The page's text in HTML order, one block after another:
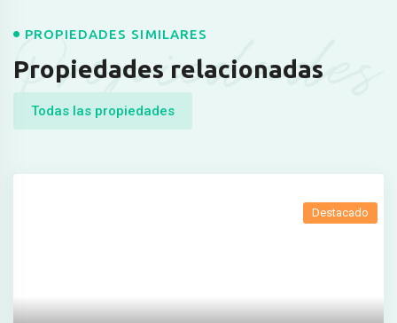
Propiedades
PROPIEDADES SIMILARES
Propiedades relacionadas
Todas las propiedades
Destacado